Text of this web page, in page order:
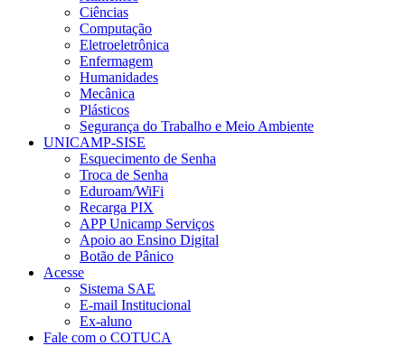
Ciências
Computação
Eletroeletrônica
Enfermagem
Humanidades
Mecânica
Plásticos
Segurança do Trabalho e Meio Ambiente
UNICAMP-SISE
Esquecimento de Senha
Troca de Senha
Eduroam/WiFi
Recarga PIX
APP Unicamp Serviços
Apoio ao Ensino Digital
Botão de Pânico
Acesse
Sistema SAE
E-mail Institucional
Ex-aluno
Fale com o COTUCA